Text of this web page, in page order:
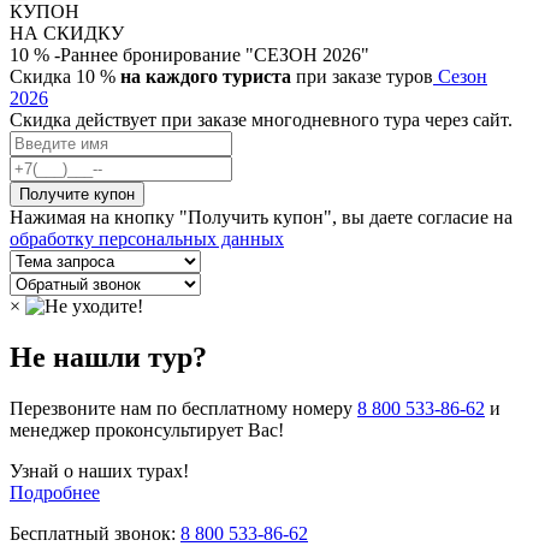
КУПОН
НА СКИДКУ
10 % -Раннее бронирование "СЕЗОН 2026"
Скидка 10 % на каждого туриста при заказе туров Сезон
2026
Скидка действует при заказе многодневного тура через сайт.
Нажимая на кнопку "Получить купон", вы даете согласие на
обработку персональных данных
×
Не нашли тур?
Перезвоните нам по бесплатному номеру 8 800 533-86-62 и
менеджер проконсультирует Вас!
Узнай о наших турах!
Подробнее
Бесплатный звонок: 8 800 533-86-62